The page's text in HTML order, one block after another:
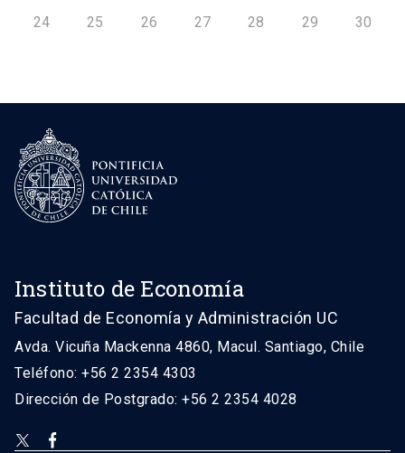
24 25 26 27 28 29 30
Instituto de Economía
Facultad de Economía y Administración UC
Avda. Vicuña Mackenna 4860, Macul. Santiago, Chile
Teléfono: +56 2 2354 4303
Dirección de Postgrado: +56 2 2354 4028